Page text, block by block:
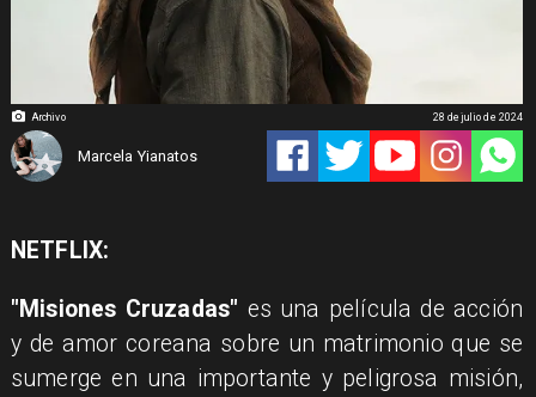
Archivo
Marcela Yianatos
28 de julio de 2024
NETFLIX:
"Misiones Cruzadas" es una película de acción
y de amor coreana sobre un matrimonio que se
sumerge en una importante y peligrosa misión,